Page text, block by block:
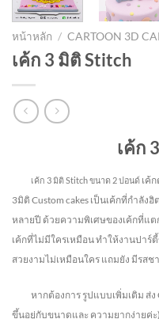
หน้าหลัก / CARTOON 3D
เค้ก 3 มิติ Stitch
เค้ก
เค้ก 3 มิติ Stitchขนาด 2 ปอนด์ เค้
3มิติ Custom cakes เป็นเค้กที่กำลั
หลายปี ด้วยความพิเศษของเค้กที่แต
เค้กที่ไม่มีใครเหมือน ทำให้งานปา
สวยงามไม่เหมือนใคร แถมยัง มีรสช
หากต้องการ รูปแบบเพิ่มเติม ส่ง
ขึ้นอยู่กับขนาดและ ความยากง่ายค่ะ)